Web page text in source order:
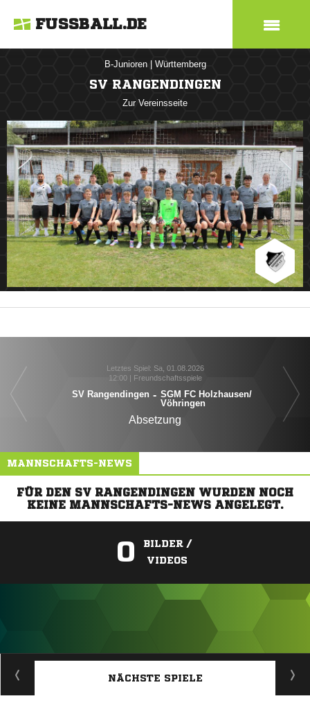
FUSSBALL.DE
B-Junioren Württemberg
SV RANGENDINGEN
Zur Vereinsseite
Letztes Spiel: Sa, 01.08.2026
12:00 | Freundschaftsspiele
SV Rangendingen - SGM FC Holzhausen/​
Vöhringen
Absetzung
MANNSCHAFTS-NEWS
FÜR DEN SV RANGENDINGEN WURDEN NOCH
KEINE MANNSCHAFTS-NEWS ANGELEGT.
0
BILDER /
VIDEOS
ANZEIGE
NÄCHSTE SPIELE